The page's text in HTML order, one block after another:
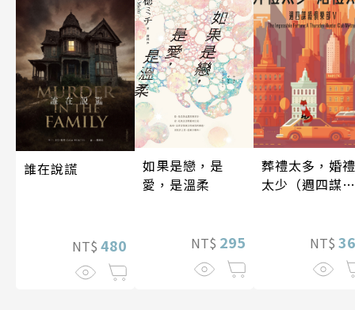
誰在說謊
NT$ 480
如果是戀，是
愛，是溫柔
NT$ 295
葬禮太多，婚禮
太少（週四謀殺
NT$